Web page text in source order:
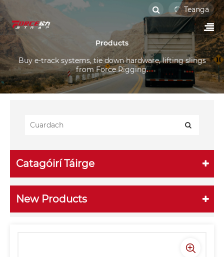
Teanga
Products
Buy e-track systems, tie down hardware, lifting slings
from Force Rigging.
Catagóirí Táirge
New Products